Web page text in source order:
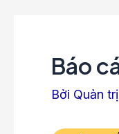
Báo
Bởi Quản